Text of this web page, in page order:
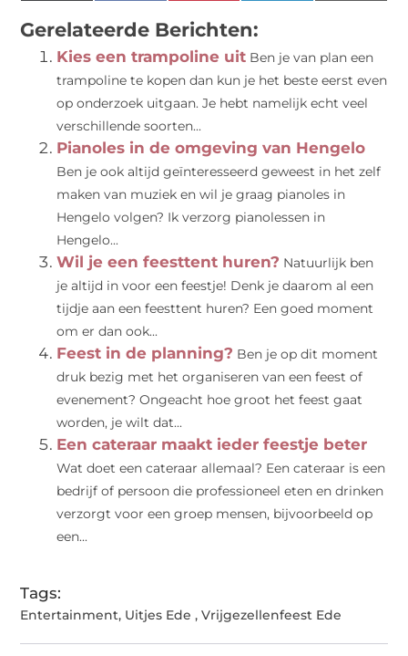
(Twitter)
Gerelateerde Berichten:
Kies een trampoline uit Ben je van plan een
trampoline te kopen dan kun je het beste eerst even
op onderzoek uitgaan. Je hebt namelijk echt veel
verschillende soorten...
Pianoles in de omgeving van Hengelo
Ben je ook altijd geïnteresseerd geweest in het zelf
maken van muziek en wil je graag pianoles in
Hengelo volgen? Ik verzorg pianolessen in
Hengelo...
Wil je een feesttent huren? Natuurlijk ben
je altijd in voor een feestje! Denk je daarom al een
tijdje aan een feesttent huren? Een goed moment
om er dan ook...
Feest in de planning? Ben je op dit moment
druk bezig met het organiseren van een feest of
evenement? Ongeacht hoe groot het feest gaat
worden, je wilt dat...
Een cateraar maakt ieder feestje beter
Wat doet een cateraar allemaal? Een cateraar is een
bedrijf of persoon die professioneel eten en drinken
verzorgt voor een groep mensen, bijvoorbeeld op
een...
Tags:
Entertainment, Uitjes Ede ,Vrijgezellenfeest Ede